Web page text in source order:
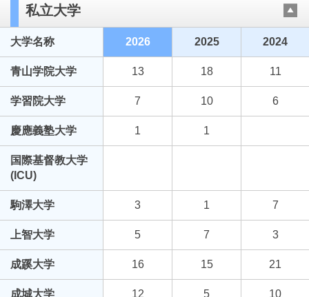
私立大学
大学名称 2026 2025 2024
青山学院大学 13 18 11
学習院大学 7 10 6
慶應義塾大学 1 1
国際基督教大学
(ICU)
駒澤大学 3 1 7
上智大学 5 7 3
成蹊大学 16 15 21
成城大学 12 5 10